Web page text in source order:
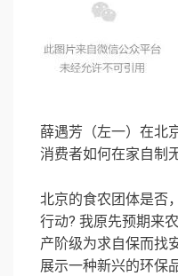
薛遇芳（左一）在北
消费者如何在家自制
北京的食农团体是否
行动? 我原先预期来
产阶级为求自保而找
展示一种新兴的环保